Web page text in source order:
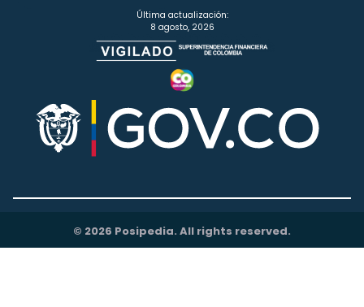
Última actualización:
8 agosto, 2026
© 2026 Posipedia. All rights reserved.